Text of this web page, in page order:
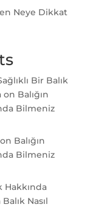
Neye Dikkat
Bir Balık
on Balığın
Bilmeniz
on Balığın
Bilmeniz
Hakkında
Balık Nasıl